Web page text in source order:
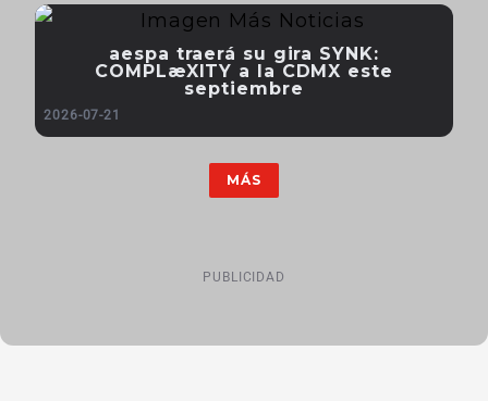
aespa traerá su gira SYNK:
COMPLæXITY a la CDMX este
septiembre
2026-07-21
MÁS
PUBLICIDAD